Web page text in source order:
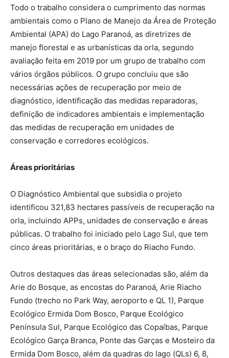
Todo o trabalho considera o cumprimento das normas
ambientais como o Plano de Manejo da Área de Proteção
Ambiental (APA) do Lago Paranoá, as diretrizes de
manejo florestal e as urbanísticas da orla, segundo
avaliação feita em 2019 por um grupo de trabalho com
vários órgãos públicos. O grupo concluiu que são
necessárias ações de recuperação por meio de
diagnóstico, identificação das medidas reparadoras,
definição de indicadores ambientais e implementação
das medidas de recuperação em unidades de
conservação e corredores ecológicos.
Áreas prioritárias
O Diagnóstico Ambiental que subsidia o projeto
identificou 321,83 hectares passíveis de recuperação na
orla, incluindo APPs, unidades de conservação e áreas
públicas. O trabalho foi iniciado pelo Lago Sul, que tem
cinco áreas prioritárias, e o braço do Riacho Fundo.
Outros destaques das áreas selecionadas são, além da
Arie do Bosque, as encostas do Paranoá, Arie Riacho
Fundo (trecho no Park Way, aeroporto e QL 1), Parque
Ecológico Ermida Dom Bosco, Parque Ecológico
Península Sul, Parque Ecológico das Copaíbas, Parque
Ecológico Garça Branca, Ponte das Garças e Mosteiro da
Ermida Dom Bosco, além da quadras do lago (QLs) 6, 8,